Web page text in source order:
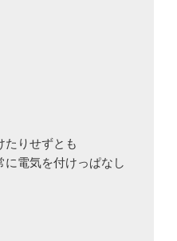
たりせずとも
に電気を付けっぱなし